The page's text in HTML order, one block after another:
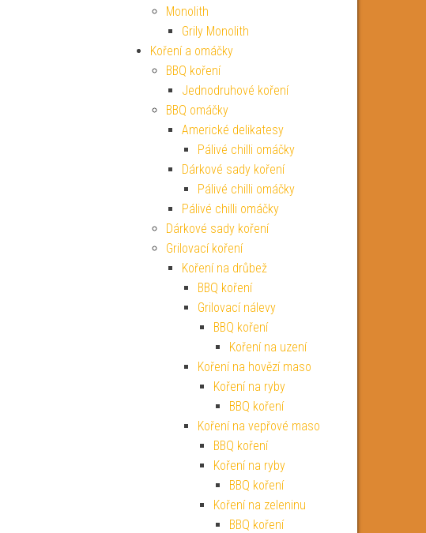
Monolith
Grily Monolith
Koření a omáčky
BBQ koření
Jednodruhové koření
BBQ omáčky
Americké delikatesy
Pálivé chilli omáčky
Dárkové sady koření
Pálivé chilli omáčky
Pálivé chilli omáčky
Dárkové sady koření
Grilovací koření
Koření na drůbež
BBQ koření
Grilovací nálevy
BBQ koření
Koření na uzení
Koření na hovězí maso
Koření na ryby
BBQ koření
Koření na vepřové maso
BBQ koření
Koření na ryby
BBQ koření
Koření na zeleninu
BBQ koření